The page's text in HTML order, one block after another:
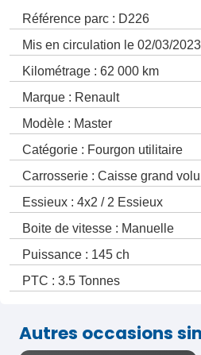
Référence parc : D226
Mis en circulation le 02/03/2023
Kilométrage : 62 000 km
Marque : Renault
Modèle : Master
Catégorie : Fourgon utilitaire
Carrosserie : Caisse grand
Essieux : 4x2 / 2 Essieux
Boite de vitesse : Manuelle
Puissance : 145 ch
PTC : 3.5 Tonnes
Autres occasions